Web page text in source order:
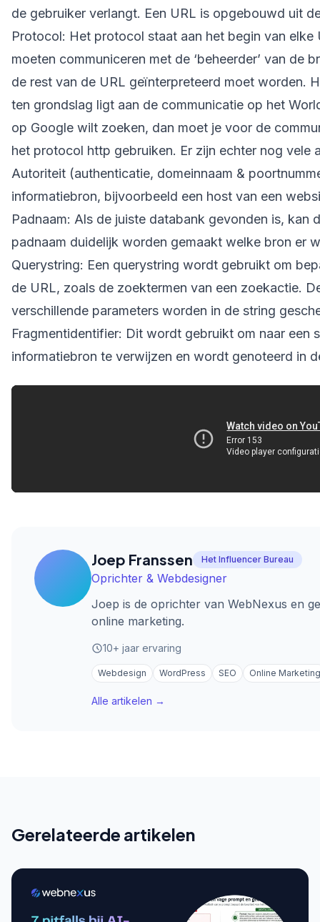
de gebruiker verlangt. Een URL is opgebouwd uit
Protocol: Het protocol staat aan het begin van
moeten communiceren met de ‘beheerder’ van de
de rest van de URL geïnterpreteerd moet worden.
ten grondslag ligt aan de communicatie op het
op Google wilt zoeken, dan moet je voor de
het protocol http gebruiken. Er zijn echter nog vele
Autoriteit (authenticatie, domeinnaam &
informatiebron, bijvoorbeeld een host van een
Padnaam: Als de juiste databank gevonden is, kan
padnaam duidelijk worden gemaakt welke bron er
Querystring: Een querystring wordt gebruikt om
de URL, zoals de zoektermen van een zoekactie.
verschillende parameters worden in de string
Fragmentidentifier: Dit wordt gebruikt om naar een
informatiebron te verwijzen en wordt genoteerd in
Joep Franssen Het Influencer Bureau
Oprichter & Webdesigner
Joep is de oprichter van WebNexus en
online marketing.
10+ jaar ervaring
Webdesign WordPress SEO Online Marketing
Alle artikelen →
Gerelateerde artikelen